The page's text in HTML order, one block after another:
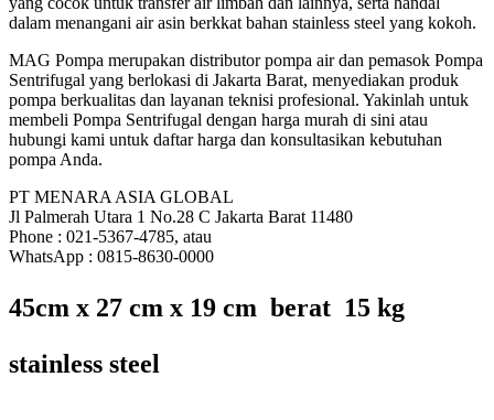
dalam menangani air asin berkkat bahan stainless steel yang kokoh.
MAG Pompa merupakan distributor pompa air dan pemasok Pompa
Sentrifugal yang berlokasi di Jakarta Barat, menyediakan produk
pompa berkualitas dan layanan teknisi profesional. Yakinlah untuk
membeli Pompa Sentrifugal dengan harga murah di sini atau
hubungi kami untuk daftar harga dan konsultasikan kebutuhan
pompa Anda.
PT MENARA ASIA GLOBAL
Jl Palmerah Utara 1 No.28 C Jakarta Barat 11480
Phone : 021-5367-4785, atau
WhatsApp : 0815-8630-0000
45cm x 27 cm x 19 cm berat 15 kg
stainless steel